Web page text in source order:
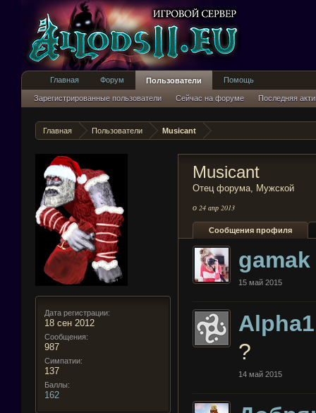
Главная Пользователи Musicant
Дата регистрации:
18 сен 2012
Сообщения:
987
Симпатии:
137
Баллы:
162
Musicant
Отец форума, Мужской
о 24 апр 2013
Сообщения профиля
gamak
15 май 2015
Alpha1
?
14 май 2015
Главная Форум Пользователи
Зарегистрированные пользователи Сейчас на форуме Последняя
Помощь